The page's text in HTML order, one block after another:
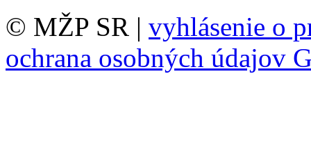
© MŽP SR | vyhlásenie o
ochrana osobných údajov